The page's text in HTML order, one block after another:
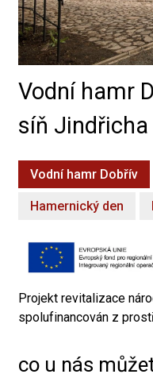
Vodní hamr
síň
Vodní hamr Dobřív
Hamernický den
Projekt revitalizace
spolufinancován z
co u nás